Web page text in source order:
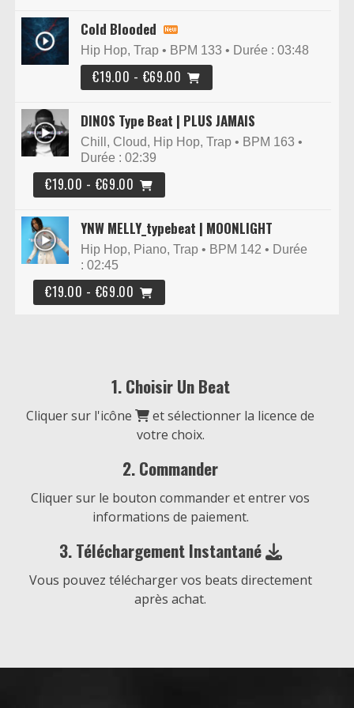
Cold Blooded
Hip Hop, Trap • BPM 133 • Durée : 03:48
€19.00 - €69.00
DINOS Type Beat | PLUS JAMAIS
Chill, Cloud, Hip Hop, Trap • BPM 163 •
Durée : 02:39
€19.00 - €69.00
YNW MELLY_typebeat | MOONLIGHT
Hip Hop, Piano, Trap • BPM 142 • Durée
: 02:45
€19.00 - €69.00
€19.00 - €69.00
TIAKOLA Type Beat | MURDER
€19.00 - €69.00
WERENOI Type Beat | DANGER
• Durée : 03:03
€19.00 - €69.00
SO LA LUNE Type Beat | AU DESSUS
€19.00 - €69.00
1. Choisir Un Beat
Cliquer sur l'icône
et sélectionner la licence de
votre choix.
2. Commander
Cliquer sur le bouton commander et entrer vos
informations de paiement.
3. Téléchargement Instantané
Vous pouvez télécharger vos beats directement
après achat.